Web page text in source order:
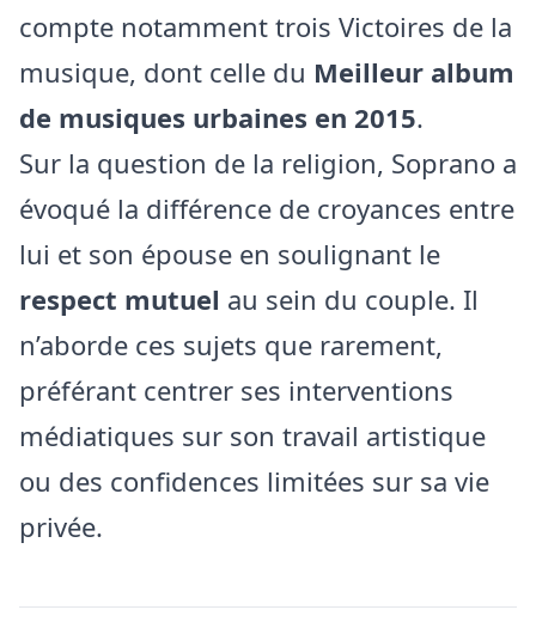
compte notamment trois Victoires de la
musique, dont celle du Meilleur album
de musiques urbaines en 2015.
Sur la question de la religion, Soprano a
évoqué la différence de croyances entre
lui et son épouse en soulignant le
respect mutuel au sein du couple. Il
n’aborde ces sujets que rarement,
préférant centrer ses interventions
médiatiques sur son travail artistique
ou des confidences limitées sur sa vie
privée.